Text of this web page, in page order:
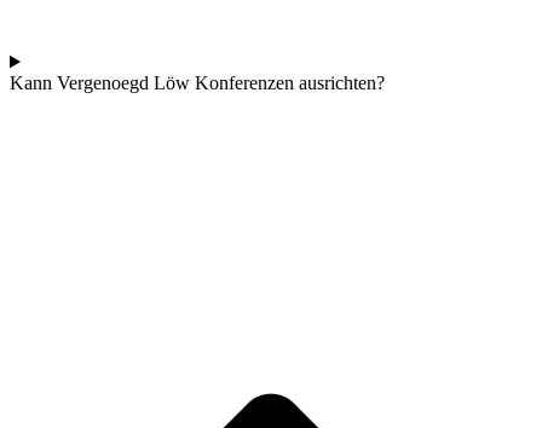
Kann Vergenoegd Löw Konferenzen ausrichten?